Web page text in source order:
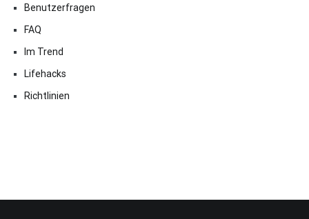
Benutzerfragen
FAQ
Im Trend
Lifehacks
Richtlinien